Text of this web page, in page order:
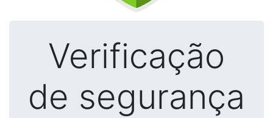
Verificação
de segurança